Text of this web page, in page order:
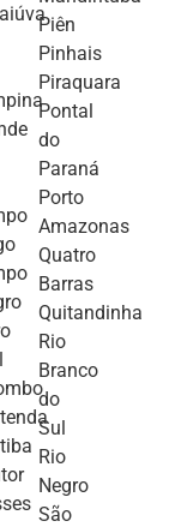
Piên
Pinhais
Piraquara
Pontal
do
Paraná
Porto
Amazonas
Quatro
Barras
Quitandinha
Rio
Branco
do
Sul
Rio
Negro
São